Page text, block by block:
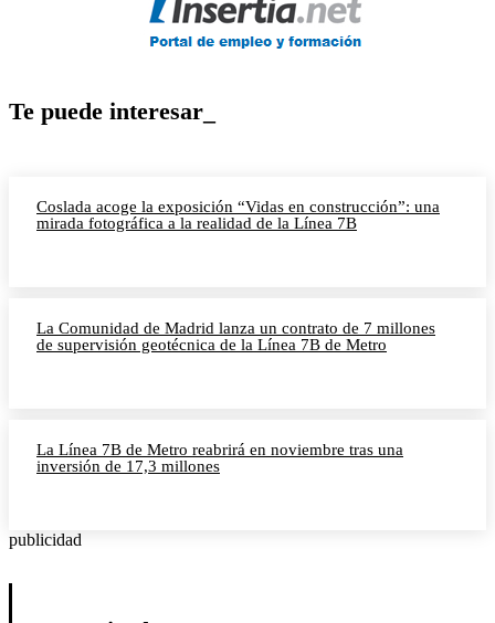
Te puede interesar_
Coslada acoge la exposición “Vidas en construcción”: una
mirada fotográfica a la realidad de la Línea 7B
La Comunidad de Madrid lanza un contrato de 7 millones
de supervisión geotécnica de la Línea 7B de Metro
La Línea 7B de Metro reabrirá en noviembre tras una
inversión de 17,3 millones
publicidad